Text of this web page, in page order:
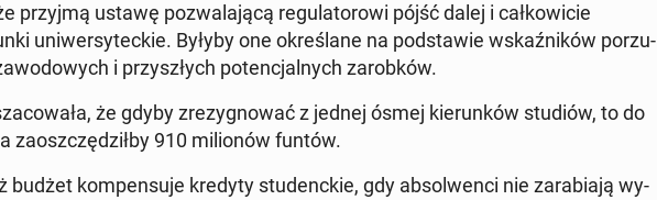
przyjmą ustawę po­zwa­la­ją­cą re­gu­la­to­ro­wi pójść dalej i cał­ko­wi­cie
uni­wer­sy­tec­kie. Byłyby one okre­śla­ne na pod­sta­wie wskaź­ni­ków po­rzu­
i przy­szłych po­ten­cjal­nych za­rob­ków.
że gdyby zre­zy­gno­wać z jednej ósmej kie­run­ków studiów, to do
za­osz­czę­dził­by 910 mi­lio­nów funtów.
budżet kom­pen­su­je kredyty stu­denc­kie, gdy ab­sol­wen­ci nie za­ra­bia­ją wy­